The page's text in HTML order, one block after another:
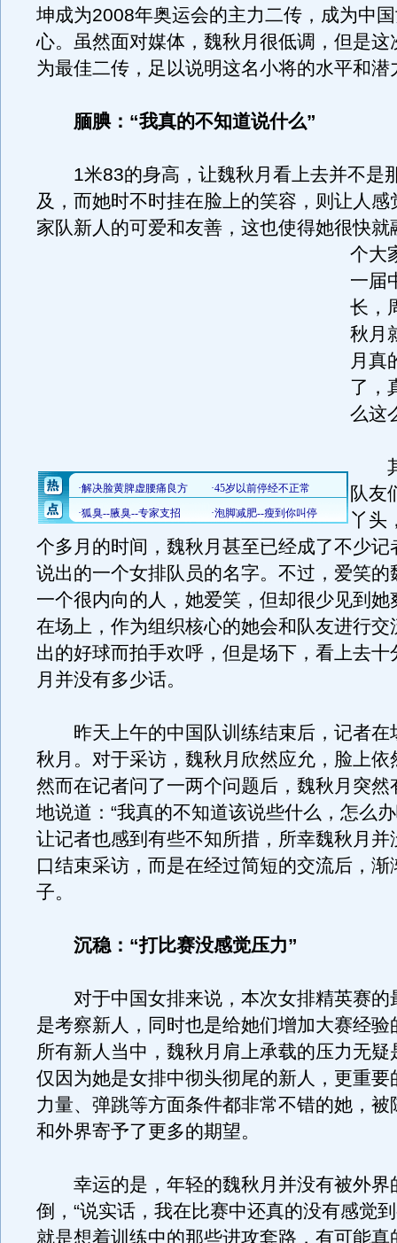
坤成为2008年奥运会的主力二传，成为中
心。虽然面对媒体，魏秋月很低调，但是这
为最佳二传，足以说明这名小将的水平和潜
腼腆：“我真的不知道说什么”
1米83的身高，让魏秋月看上去并不是
及，而她时不时挂在脸上的笑容，则让人感
家队新人的可爱和友善，这也使得她很快就
个大
一届
长，
秋月
月真
了，
么这
其
队友
丫头
个多月的时间，魏秋月甚至已经成了不少记
说出的一个女排队员的名字。不过，爱笑的
一个很内向的人，她爱笑，但却很少见到她
在场上，作为组织核心的她会和队友进行交
出的好球而拍手欢呼，但是场下，看上去十
月并没有多少话。
昨天上午的中国队训练结束后，记者在
秋月。对于采访，魏秋月欣然应允，脸上依
然而在记者问了一两个问题后，魏秋月突然
地说道：“我真的不知道该说些什么，怎么
让记者也感到有些不知所措，所幸魏秋月并
口结束采访，而是在经过简短的交流后，渐
子。
沉稳：“打比赛没感觉压力”
对于中国女排来说，本次女排精英赛的
是考察新人，同时也是给她们增加大赛经验
所有新人当中，魏秋月肩上承载的压力无疑
仅因为她是女排中彻头彻尾的新人，更重要
力量、弹跳等方面条件都非常不错的她，被
和外界寄予了更多的期望。
幸运的是，年轻的魏秋月并没有被外界
倒，“说实话，我在比赛中还真的没有感觉
就是想着训练中的那些进攻套路，有可能真